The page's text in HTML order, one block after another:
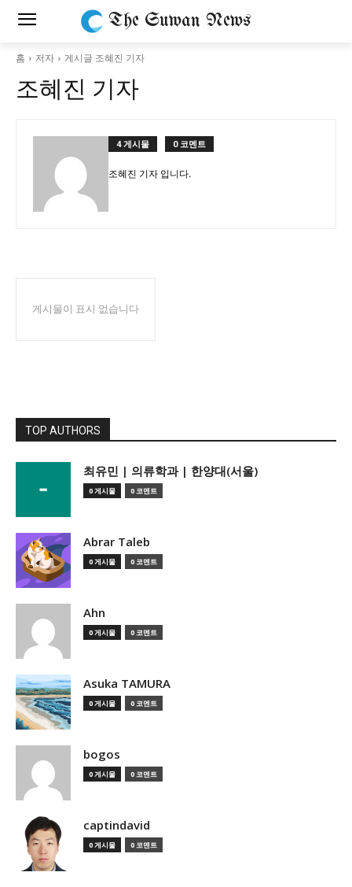
The Suwan News
홈 저자 게시글 조혜진 기자
조혜진 기자
4 게시물 0 코멘트
조혜진 기자 입니다.
게시물이 표시 없습니다
TOP AUTHORS
­최유민 | 의류학과 | 한양대(서울)
0 게시물 0 코멘트
Abrar Taleb
0 게시물 0 코멘트
Ahn
0 게시물 0 코멘트
Asuka TAMURA
0 게시물 0 코멘트
bogos
0 게시물 0 코멘트
captindavid
0 게시물 0 코멘트